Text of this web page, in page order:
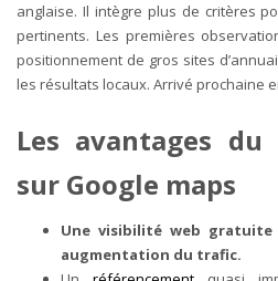
anglaise. Il intègre plus de critères
pertinents. Les premières
positionnement de gros sites
les résultats locaux. Arrivé prochaine
Les avantages du
sur Google maps
Une visibilité web
augmentation du trafic.